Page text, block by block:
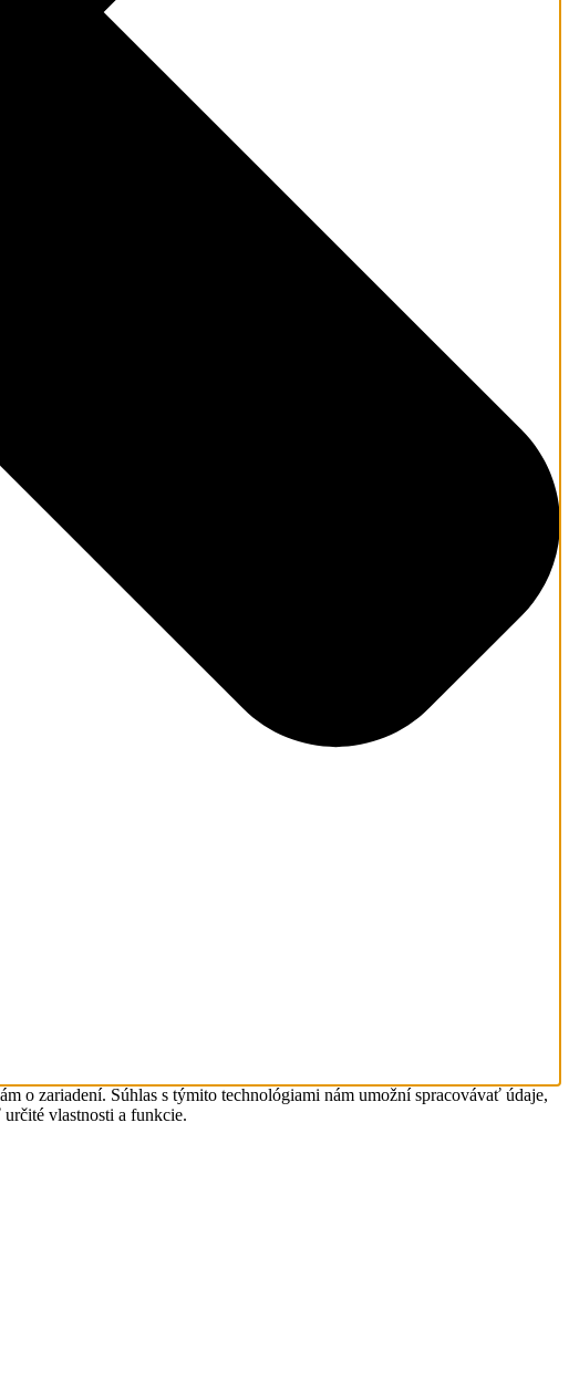
o zariadení. Súhlas s týmito technológiami nám umožní spracovávať údaje,
vlastnosti a funkcie.